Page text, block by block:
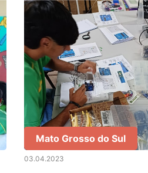
Mato Grosso do Sul
03.04.2023